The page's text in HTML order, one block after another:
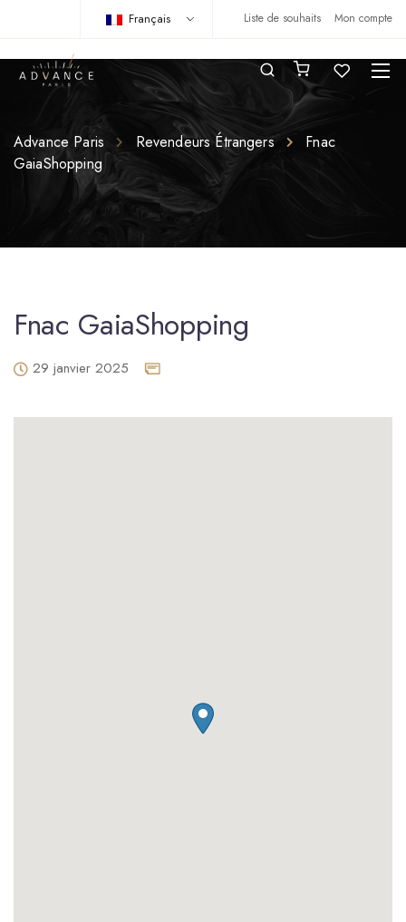
Liste de souhaits Mon compte
Français
Advance Paris Revendeurs Étrangers
Fnac
GaiaShopping
Fnac GaiaShopping
29 janvier 2025